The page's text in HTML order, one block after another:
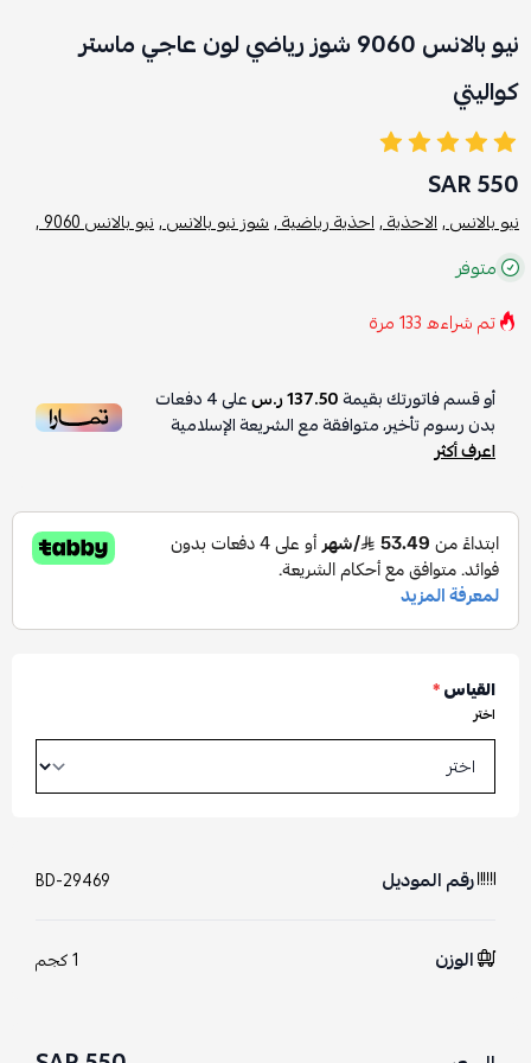
نيو بالانس 9060 شوز رياضي لون عاجي ماستر
كواليتي
550 SAR
نيو بالانس ,الاحذية ,احذية رياضية ,شوز نيو بالانس ,نيو بالانس 9060 ,
متوفر
تم شراءه133مرة
أو قسم فاتورتك بقيمة137.50 ر.س على4دفعات
بدون رسوم تأخير، متوافقة مع الشريعة الإسلامية
اعرف أكثر
القياس*
اختر
رقم الموديل BD-29469
الوزن 1 كجم